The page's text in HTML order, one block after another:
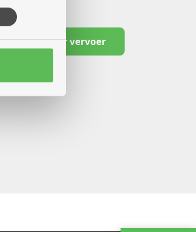
Reserveer vervoer